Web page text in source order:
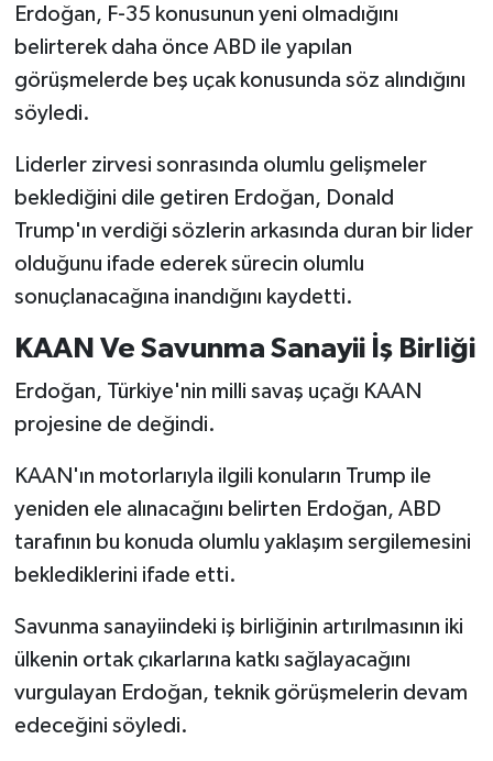
Erdoğan, F-35 konusunun yeni olmadığını
belirterek daha önce ABD ile yapılan
görüşmelerde beş uçak konusunda söz alındığını
söyledi.
Liderler zirvesi sonrasında olumlu gelişmeler
beklediğini dile getiren Erdoğan, Donald
Trump'ın verdiği sözlerin arkasında duran bir lider
olduğunu ifade ederek sürecin olumlu
sonuçlanacağına inandığını kaydetti.
KAAN Ve Savunma Sanayii İş Birliği
Erdoğan, Türkiye'nin milli savaş uçağı KAAN
projesine de değindi.
KAAN'ın motorlarıyla ilgili konuların Trump ile
yeniden ele alınacağını belirten Erdoğan, ABD
tarafının bu konuda olumlu yaklaşım sergilemesini
beklediklerini ifade etti.
Savunma sanayiindeki iş birliğinin artırılmasının iki
ülkenin ortak çıkarlarına katkı sağlayacağını
vurgulayan Erdoğan, teknik görüşmelerin devam
edeceğini söyledi.